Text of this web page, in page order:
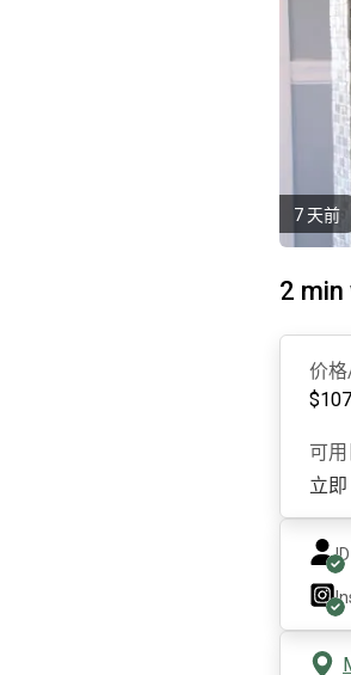
7 天前
2 min
价格
$
可
立即